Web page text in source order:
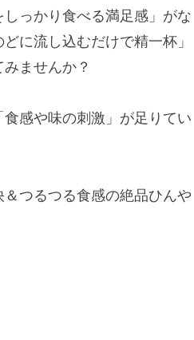
っかり食べる満足感」がな
に流し込むだけで精一杯」
ませんか？
感や味の刺激」が足りてい
つるつる食感の絶品ひんや